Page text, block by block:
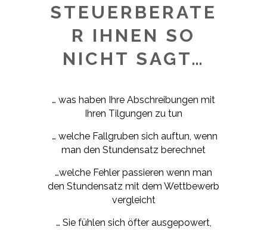
STEUERBERATE
R IHNEN SO
NICHT SAGT…
… was haben Ihre Abschreibungen mit
Ihren Tilgungen zu tun
… welche Fallgruben sich auftun, wenn
man den Stundensatz berechnet
…welche Fehler passieren wenn man
den Stundensatz mit dem Wettbewerb
vergleicht
… Sie fühlen sich öfter ausgepowert,